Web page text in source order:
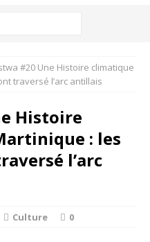
#20 Une Histoire climatique
traversé l’arc antillais
Histoire
: les
l’arc
Culture 0